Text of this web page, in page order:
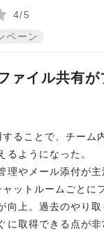
4/5
ペーン
ァイル共有が
ることで、チーム
るようになった。
理やメール添付が主
ットルームごとに
向上。過去のやり取
に取得できる点が非